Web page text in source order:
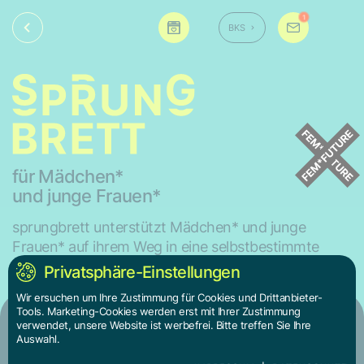
BKS
1
für Mädchen*
und junge Frauen*
sprungbrett unterstützt Mädchen* und junge
Frauen* auf ihrem Weg in eine selbstbestimmte
Zukunft.
Ich bin
Privatsphäre-Einstellungen
Wir ersuchen um Ihre Zustimmung für Cookies und Drittanbieter-
Tools. Marketing-Cookies werden erst mit Ihrer Zustimmung
verwendet, unsere Website ist werbefrei. Bitte treffen Sie Ihre
Auswahl.